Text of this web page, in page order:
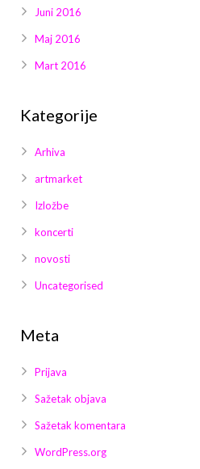
Juni 2016
Maj 2016
Mart 2016
Kategorije
Arhiva
artmarket
Izložbe
koncerti
novosti
Uncategorised
Meta
Prijava
Sažetak objava
Sažetak komentara
WordPress.org